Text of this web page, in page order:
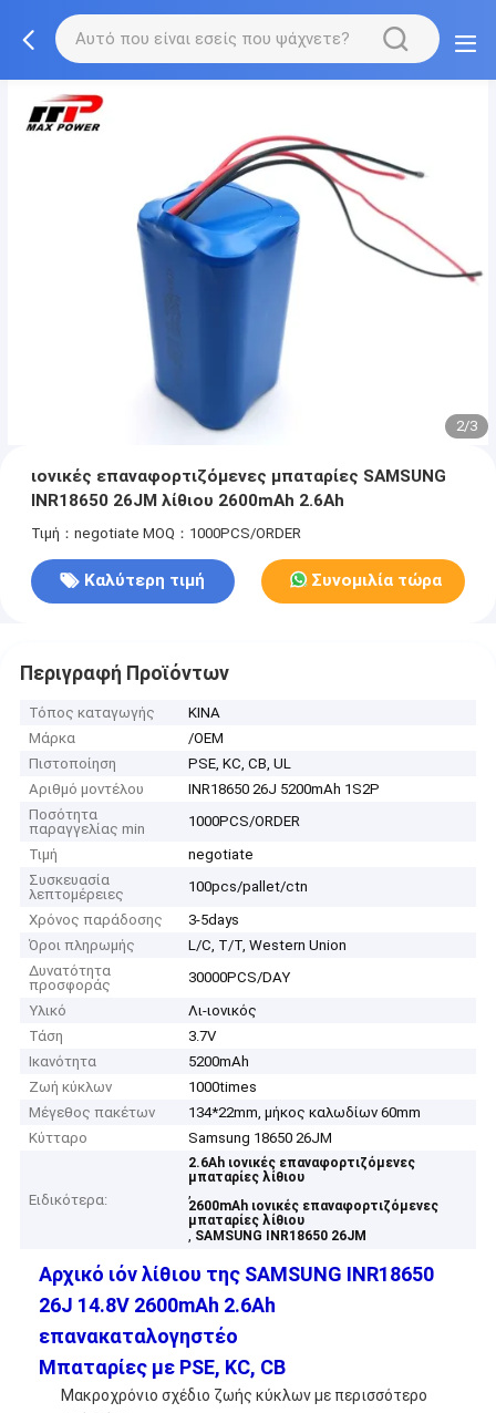
2/3
ιονικές επαναφορτιζόμενες μπαταρίες SAMSUNG
INR18650 26JM λίθιου 2600mAh 2.6Ah
Τιμή：negotiate MOQ：1000PCS/ORDER
Καλύτερη τιμή Συνομιλία τώρα
Περιγραφή Προϊόντων
Τόπος καταγωγής
ΚΙΝΑ
Μάρκα
/OEM
Πιστοποίηση
PSE, KC, CB, UL
Αριθμό μοντέλου
INR18650 26J 5200mAh 1S2P
Ποσότητα
παραγγελίας min
1000PCS/ORDER
Τιμή
negotiate
Συσκευασία
λεπτομέρειες
100pcs/pallet/ctn
Χρόνος παράδοσης
3-5days
Όροι πληρωμής
L/C, T/T, Western Union
Δυνατότητα
προσφοράς
30000PCS/DAY
Υλικό
Λι-ιονικός
Τάση
3.7V
Ικανότητα
5200mAh
Ζωή κύκλων
1000times
Μέγεθος πακέτων
134*22mm, μήκος καλωδίων 60mm
Κύτταρο
Samsung 18650 26JM
Ειδικότερα:
2.6Ah ιονικές επαναφορτιζόμενες
μπαταρίες λίθιου
,
2600mAh ιονικές επαναφορτιζόμενες
μπαταρίες λίθιου
, SAMSUNG INR18650 26JM
Αρχικό ιόν λίθιου της SAMSUNG INR18650
26J 14.8V 2600mAh 2.6Ah
επανακαταλογηστέο
Μπαταρίες με PSE, KC, CB
Μακροχρόνιο σχέδιο ζωής κύκλων με περισσότερο